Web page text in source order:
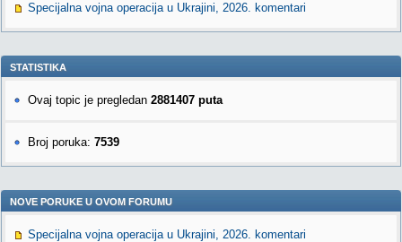
Specijalna vojna operacija u Ukrajini, 2026. komentari
STATISTIKA
Ovaj topic je pregledan 2881407 puta
Broj poruka: 7539
NOVE PORUKE U OVOM FORUMU
Specijalna vojna operacija u Ukrajini, 2026. komentari